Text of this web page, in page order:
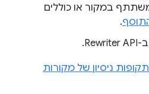
במקור או כוללים
.
ניסיון של מקורות